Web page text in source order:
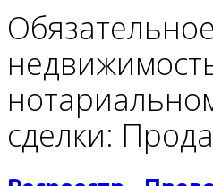
сделки: